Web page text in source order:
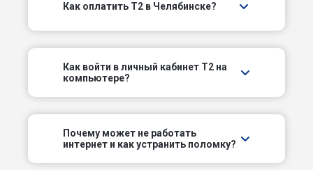
Оранжерейный пер
Ореховый пер
Передовой пер
Радистов пер
Как оплатить T2 в Челябинске?
Как войти в личный кабинет T2 на
компьютере?
Почему может не работать
интернет и как устранить поломку?